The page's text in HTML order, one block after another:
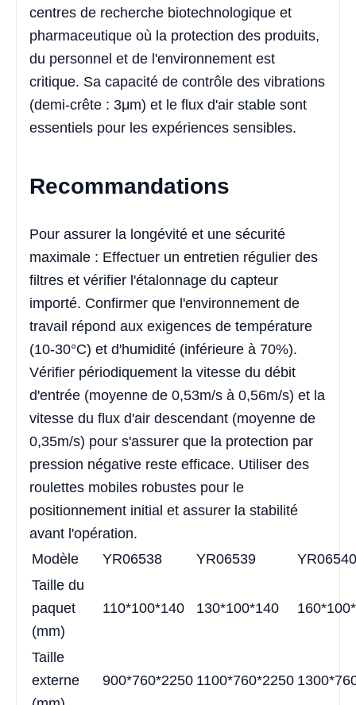
centres de recherche biotechnologique et
pharmaceutique où la protection des produits,
du personnel et de l'environnement est
critique. Sa capacité de contrôle des vibrations
(demi-crête : 3μm) et le flux d'air stable sont
essentiels pour les expériences sensibles.
Recommandations
Pour assurer la longévité et une sécurité
maximale : Effectuer un entretien régulier des
filtres et vérifier l'étalonnage du capteur
importé. Confirmer que l'environnement de
travail répond aux exigences de température
(10-30°C) et d'humidité (inférieure à 70%).
Vérifier périodiquement la vitesse du débit
d'entrée (moyenne de 0,53m/s à 0,56m/s) et la
vitesse du flux d'air descendant (moyenne de
0,35m/s) pour s'assurer que la protection par
pression négative reste efficace. Utiliser des
roulettes mobiles robustes pour le
positionnement initial et assurer la stabilité
avant l'opération.
Modèle
YR06538 YR06539
YR06540
Taille du
paquet
(mm)
110*100*140 130*100*140
Taille
externe
900*760*2250 1100*760*2250